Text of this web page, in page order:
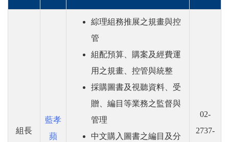
組長
藍孝
蘋
綜理組務推展之規畫與控
管
組配預算、購案及經費運
用之規畫、控管與統整
採購圖書及視聽資料、受
贈、編目等業務之監督與
管理
中文購入圖書之編目及分
02-
2737-